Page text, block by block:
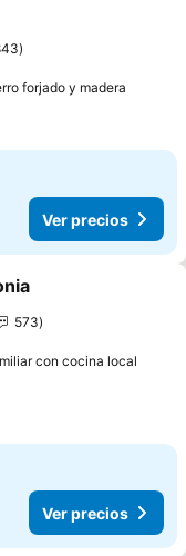
forjado y madera
Ver precios
favoritos
573
con cocina local
Ver precios